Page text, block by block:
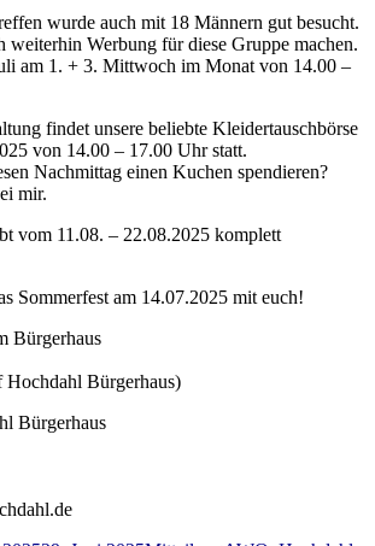
wurde auch mit 18 Männern gut besucht.
weiterhin Werbung für diese Gruppe machen.
am 1. + 3. Mittwoch im Monat von 14.00 –
findet unsere beliebte Kleidertauschbörse
von 14.00 – 17.00 Uhr statt.
Nachmittag einen Kuchen spendieren?
mir.
vom 11.08. – 22.08.2025 komplett
Sommerfest am 14.07.2025 mit euch!
Bürgerhaus
Bürgerhaus)
Bürgerhaus
dahl.de